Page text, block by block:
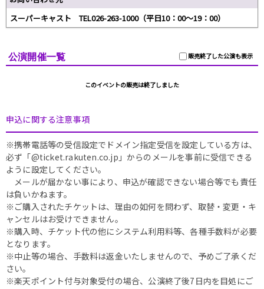
スーパーキャスト TEL026-263-1000（平日10：00～19：00）
販売終了した公演も表示
公演開催一覧
このイベントの販売は終了しました
申込に関する注意事項
※携帯電話等の受信設定でドメイン指定受信を設定している方は、
必ず「@ticket.rakuten.co.jp」からのメールを事前に受信できる
ように設定してください。
メールが届かない事により、申込が確認できない場合等でも責任
は負いかねます。
※ご購入されたチケットは、理由の如何を問わず、取替・変更・キ
ャンセルはお受けできません。
※購入時、チケット代の他にシステム利用料等、各種手数料が必要
となります。
※中止等の場合、手数料は返金いたしませんので、予めご了承くだ
さい。
※楽天ポイント付与対象受付の場合、公演終了後7日内を目処にご